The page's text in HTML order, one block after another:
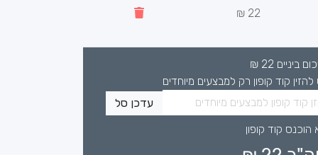
22 ₪
ביניים 22
₪
להזין קוד קופון רק למבצעים מיוחדים
עדכן סל
הוכנס קוד קופון